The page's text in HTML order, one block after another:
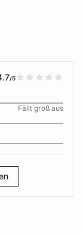
/5
Fällt groß aus